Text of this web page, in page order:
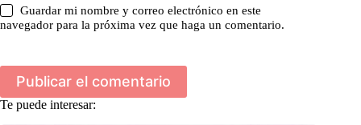
Guardar mi nombre y correo electrónico en este
navegador para la próxima vez que haga un comentario.
Publicar el comentario
Te puede interesar: